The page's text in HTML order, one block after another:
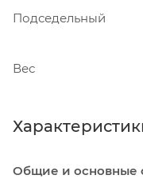
Подседельный
Вес
Общие и основные